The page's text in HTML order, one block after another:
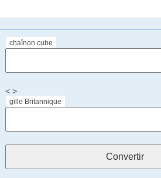
chaînon cube
< >
gille Britannique